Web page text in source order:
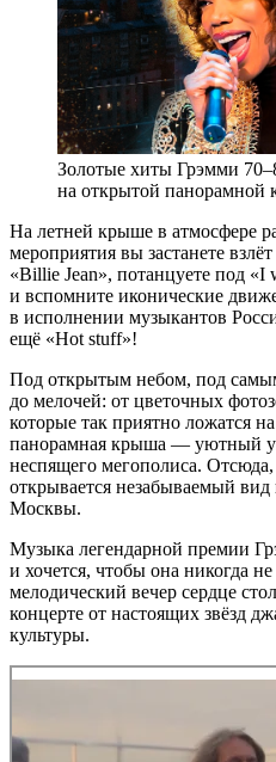
Золотые хиты Грэмми
на открытой панорамной
На летней крыше в атмосфере
мероприятия вы застанете
«Billie Jean», потанцуете под «I
и вспомните иконические
в исполнении музыкантов
ещё «Hot stuff»!
Под открытым небом, под
до мелочей: от цветочных
которые так приятно ложатся
панорамная крыша — уютный
неспящего мегополиса.
открывается незабываемый вид
Москвы.
Музыка легендарной премии
и хочется, чтобы она никогда
мелодический вечер сердце
концерте от настоящих звёзд
культуры.